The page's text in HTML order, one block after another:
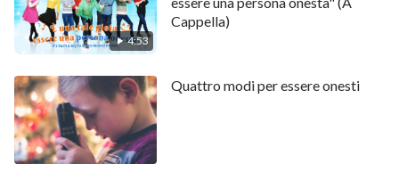
4:53
Cappella)
Quattro modi per essere onesti